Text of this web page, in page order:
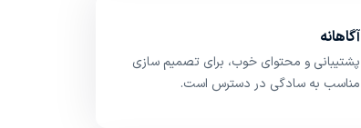
آگاهانه
پشتیبانی و محتوای خوب، برای تصمیم سازی
مناسب به سادگی در دسترس است.